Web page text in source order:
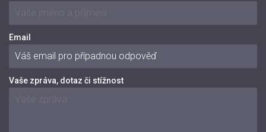
Email
Vaše zpráva, dotaz či stížnost